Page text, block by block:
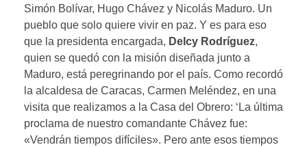
Simón Bolívar, Hugo Chávez y Nicolás Maduro. Un
pueblo que solo quiere vivir en paz. Y es para eso
que la presidenta encargada, Delcy Rodríguez,
quien se quedó con la misión diseñada junto a
Maduro, está peregrinando por el país. Como recordó
la alcaldesa de Caracas, Carmen Meléndez, en una
visita que realizamos a la Casa del Obrero: ‘La última
proclama de nuestro comandante Chávez fue:
«Vendrán tiempos difíciles». Pero ante esos tiempos